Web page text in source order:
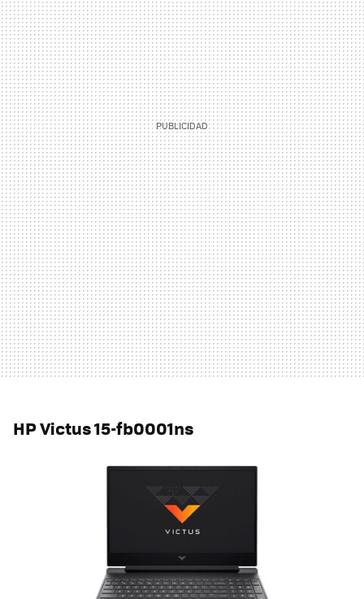
HP Victus 15-fb0001ns